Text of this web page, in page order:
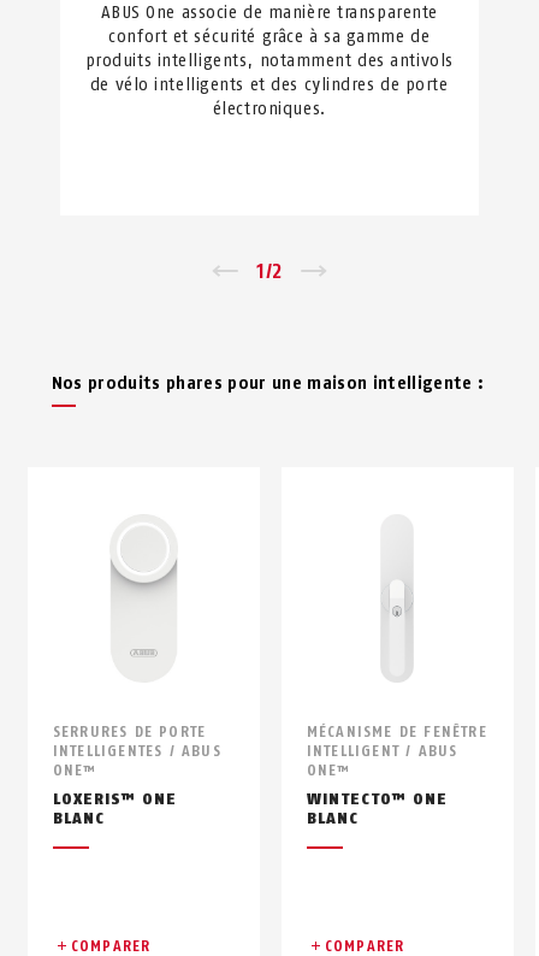
ABUS One associe de manière transparente
confort et sécurité grâce à sa gamme de
produits intelligents, notamment des antivols
de vélo intelligents et des cylindres de porte
électroniques.
1/2
Nos produits phares pour une maison intelligente :
SERRURES DE PORTE
INTELLIGENTES / ABUS
ONE™
LOXERIS™ ONE
BLANC
COMPARER
MÉCANISME DE FENÊTRE
INTELLIGENT / ABUS
ONE™
WINTECTO™ ONE
BLANC
COMPARER